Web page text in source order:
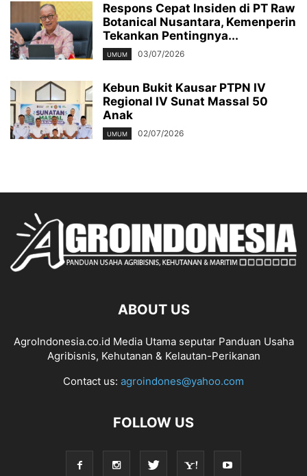
Respons Cepat Insiden di PT Raw
Botanical Nusantara, Kemenperin
Tekankan Pentingnya...
UMUM 03/07/2026
Kebun Bukit Kausar PTPN IV
Regional IV Sunat Massal 50
Anak
UMUM 02/07/2026
ABOUT US
AgroIndonesia.co.id Media Utama seputar Panduan Usaha
Agribisnis, Kehutanan & Kelautan-Perikanan
Contact us: agroindones@yahoo.com
FOLLOW US